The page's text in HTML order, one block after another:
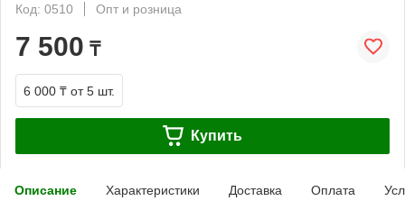
Код: 0510
Опт и розница
7 500 ₸
6 000 ₸ от 5 шт.
Купить
Описание Характеристики Доставка Оплата